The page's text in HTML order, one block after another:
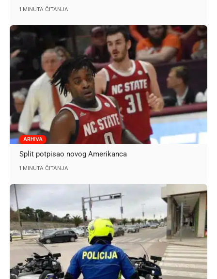
1 MINUTA ČITANJA
ARHIVA
Split potpisao novog Amerikanca
1 MINUTA ČITANJA